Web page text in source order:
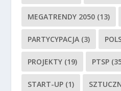
MEGATRENDY 2050 (13)
PARTYCYPACJA (3)
PROJEKTY (19) PTSP
START-UP (1)